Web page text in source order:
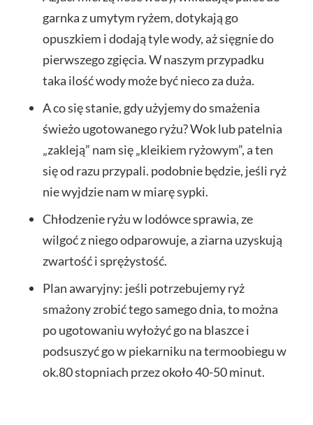
garnka z umytym ryżem, dotykają go
opuszkiem i dodają tyle wody, aż sięgnie do
pierwszego zgięcia. W naszym przypadku
taka ilość wody może być nieco za duża.
A co się stanie, gdy użyjemy do smażenia
świeżo ugotowanego ryżu? Wok lub patelnia
„zakleją” nam się „kleikiem ryżowym”, a ten
się od razu przypali. podobnie będzie, jeśli ryż
nie wyjdzie nam w miarę sypki.
Chłodzenie ryżu w lodówce sprawia, ze
wilgoć z niego odparowuje, a ziarna uzyskują
zwartość i sprężystość.
Plan awaryjny: jeśli potrzebujemy ryż
smażony zrobić tego samego dnia, to można
po ugotowaniu wyłożyć go na blaszce i
podsuszyć go w piekarniku na termoobiegu w
ok.80 stopniach przez około 40-50 minut.